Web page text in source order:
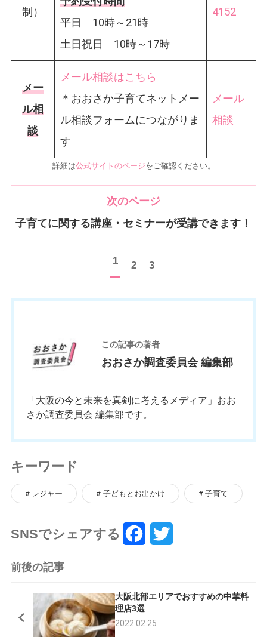
制）
平日 10時～21時
土日祝日 10時～17時
4152
メー
ル相
談
メール相談はこちら
＊おおさか子育てネットメー
ル相談フォームにつながりま
す
メール
相談
詳細は公式サイトのページをご確認ください。
次のページ
子育てに関する講座・セミナーが受講できます！
1 2 3
この記事の著者
おおさか調査委員会 編集部
「大阪の今と未来を真剣に考えるメディア」おお
さか調査委員会 編集部です。
キーワード
レジャー 子どもとお出かけ 子育て
SNSでシェアする
e
b
前後の記事
大阪北部エリアでおすすめの中華料
理店3選
2022.02.25